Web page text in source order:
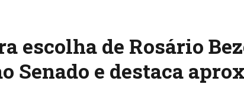
escolha de Rosário
Senado e destaca